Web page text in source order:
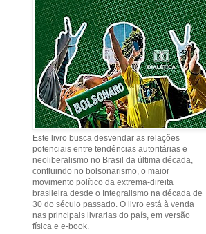
Este livro busca desvendar as relações
potenciais entre tendências autoritárias e
neoliberalismo no Brasil da última década,
confluindo no bolsonarismo, o maior
movimento político da extrema-direita
brasileira desde o Integralismo na década de
30 do século passado. O livro está à venda
nas principais livrarias do país, em versão
física e e-book.